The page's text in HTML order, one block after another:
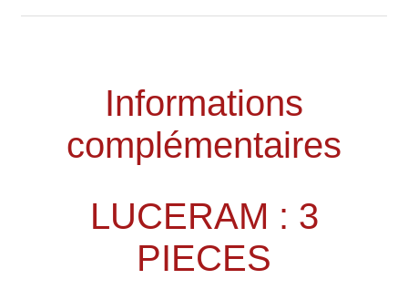
Informations
complémentaires
LUCERAM : 3
PIECES